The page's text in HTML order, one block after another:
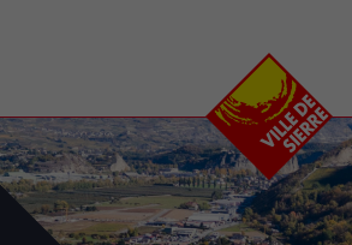
Manifestations
Art et culture
Sport et loisirs
Vins, gastronomie et
séjours